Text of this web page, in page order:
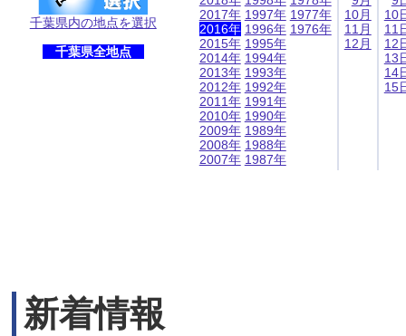
千葉県内の地点を選択
千葉県全地点
2017年
2016年
2015年
2014年
2013年
2012年
2011年
2010年
2009年
2008年
2007年
1997年
1996年
1995年
1994年
1993年
1992年
1991年
1990年
1989年
1988年
1987年
1977年
1976年
10月
11月
12月
10
11
12
13
14
15
新着情報